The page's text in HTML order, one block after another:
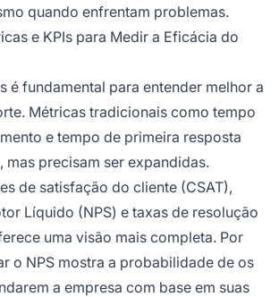
quando enfrentam problemas.
e KPIs para Medir a Eficácia do
é fundamental para entender melhor a
Métricas tradicionais como tempo
e tempo de primeira resposta
mas precisam ser expandidas.
de satisfação do cliente (CSAT),
Líquido (NPS) e taxas de resolução
uma visão mais completa. Por
o NPS mostra a probabilidade de os
a empresa com base em suas